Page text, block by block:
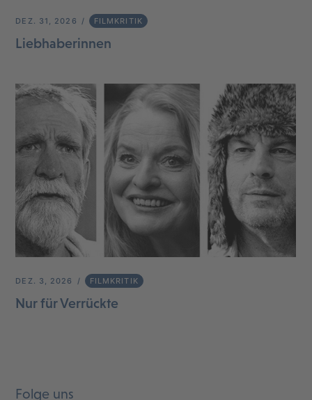
DEZ. 31, 2026 FILMKRITIK
Liebhaberinnen
DEZ. 3, 2026 FILMKRITIK
Nur für Verrückte
Folge uns